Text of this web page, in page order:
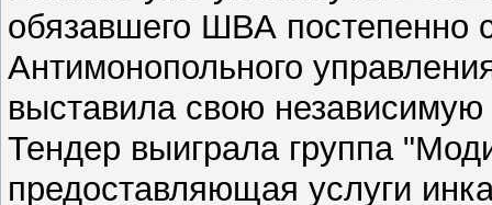
обязавшего ШВА постепенно
Антимонопольного
выставила свою
Тендер выиграла группа
предоставляющая услуги